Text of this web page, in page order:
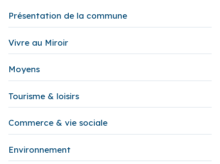
Présentation de la commune
Vivre au Miroir
Moyens
Tourisme & loisirs
Commerce & vie sociale
Environnement